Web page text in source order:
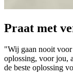
Praat met
"Wij gaan nooit voor
oplossing, voor jou,
de beste oplossing